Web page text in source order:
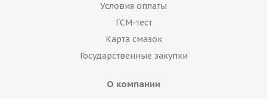
Условия оплаты
ГСМ-тест
Карта смазок
Государственные закупки
О компании